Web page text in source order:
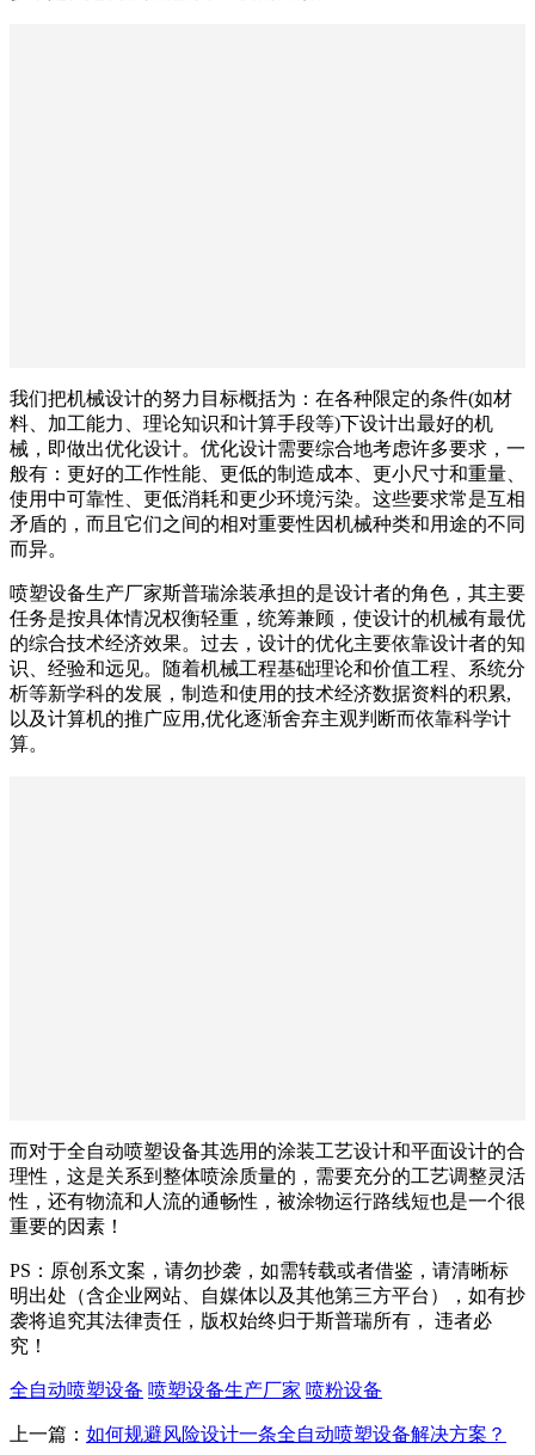
我们把机械设计的努力目标概括为：在各种限定的条件(如材
料、加工能力、理论知识和计算手段等)下设计出最好的机
械，即做出优化设计。优化设计需要综合地考虑许多要求，一
般有：更好的工作性能、更低的制造成本、更小尺寸和重量、
使用中可靠性、更低消耗和更少环境污染。这些要求常是互相
矛盾的，而且它们之间的相对重要性因机械种类和用途的不同
而异。
喷塑设备生产厂家斯普瑞涂装承担的是设计者的角色，其主要
任务是按具体情况权衡轻重，统筹兼顾，使设计的机械有最优
的综合技术经济效果。过去，设计的优化主要依靠设计者的知
识、经验和远见。随着机械工程基础理论和价值工程、系统分
析等新学科的发展，制造和使用的技术经济数据资料的积累,
以及计算机的推广应用,优化逐渐舍弃主观判断而依靠科学计
算。
而对于全自动喷塑设备其选用的涂装工艺设计和平面设计的合
理性，这是关系到整体喷涂质量的，需要充分的工艺调整灵活
性，还有物流和人流的通畅性，被涂物运行路线短也是一个很
重要的因素！
PS：原创系文案，请勿抄袭，如需转载或者借鉴，请清晰标
明出处（含企业网站、自媒体以及其他第三方平台），如有抄
袭将追究其法律责任，版权始终归于斯普瑞所有， 违者必
究！
全自动喷塑设备 喷塑设备生产厂家 喷粉设备
上一篇： 如何规避风险设计一条全自动喷塑设备解决方案？